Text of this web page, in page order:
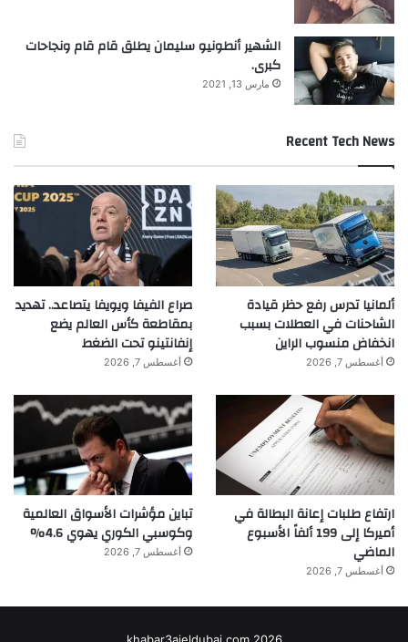
الشهير أنطونيو سليمان يطلق قام قام ونجاحات
كبرى.
مارس 13, 2021
Recent Tech News
ألمانيا تدرس رفع حظر قيادة
الشاحنات في العطلات بسبب
انخفاض منسوب الراين
أغسطس 7, 2026
صراع الفيفا ويويفا يتصاعد.. تهديد
بمقاطعة كأس العالم يضع
إنفانتينو تحت الضغط
أغسطس 7, 2026
ارتفاع طلبات إعانة البطالة في
أميركا إلى 199 ألفاً الأسبوع
الماضي
أغسطس 7, 2026
تباين مؤشرات الأسواق العالمية
وكوسبي الكوري يهوي 4.6%
أغسطس 7, 2026